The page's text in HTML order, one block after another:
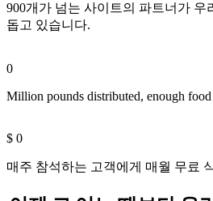
900개가 넘는 사이트의 파트너가 우
돕고 있습니다.
0
Million pounds distributed, enough
$ 0
매주 참석하는 고객에게 매월 무료